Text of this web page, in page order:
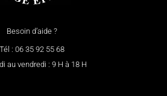
Besoin d’aide ?
Tél : 06 35 92 55 68
au vendredi : 9 H à 18 H